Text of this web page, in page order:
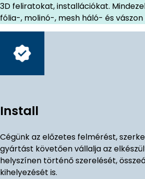
3D feliratokat, installációkat.
fólia-, molinó-, mesh háló- és
Install
Cégünk az előzetes felmérést,
gyártást követően vállalja az
helyszínen történő szerelését,
kihelyezését is.